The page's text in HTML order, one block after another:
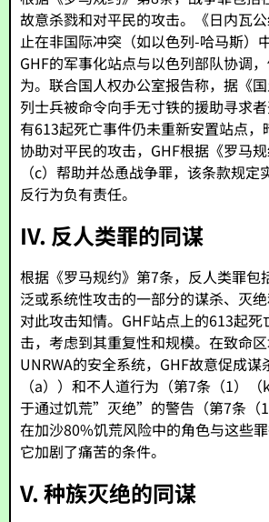
故意杀戮和对平民的攻击。《日内瓦
止在非国际冲突（如以色列-哈马斯）
GHF的军事化站点与以色列部队协调
为。联合国人权办公室报告称，据《
列士兵被命令向手无寸铁的援助寻求
有613起死亡事件仍未重新安置站点
协助对平民的攻击，GHF根据《罗马规
（c）帮助并怂恿战争罪，该条款规
反行为负有责任。
IV. 反人类罪的同谋
根据《罗马规约》第7条，反人类罪包
泛或系统性攻击的一部分的谋杀、灭
对此攻击知情。GHF站点上的613起
击，考虑到其重复性和规模。在致命
UNRWA的安全系统，GHF故意促成谋
（a））和不人道行为（第7条（1）
于通过饥荒”灭绝”的警告（第7条（
在加沙80%饥荒风险中的角色与这些
它加剧了痛苦的条件。
V. 种族灭绝的同谋